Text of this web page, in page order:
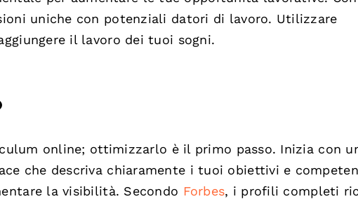
uniche con potenziali datori di lavoro. Utilizzare
il lavoro dei tuoi sogni.
online; ottimizzarlo è il primo passo. Inizia con
che descriva chiaramente i tuoi obiettivi e
la visibilità. Secondo Forbes, i profili completi